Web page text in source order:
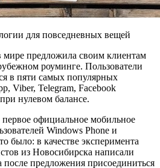
для повседневных вещей
мире предложила своим клиентам
роуминге. Пользователи
в пяти самых популярных
Viber, Telegram, Facebook
нулевом балансе.
официальное мобильное
Windows Phone и
было: в качестве эксперимента
из Новосибирска написали
предложения присоединиться